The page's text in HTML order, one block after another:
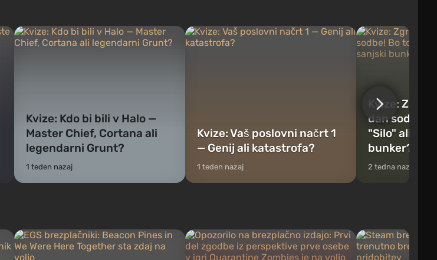
Kvize: Kdo bi bili v Halo —
Master Chief, Cortana ali
legendarni Grunt?
1 teden nazaj
Kvize: Vaš poslovni načrt 1
— Genij ali katastrofa?
1 teden nazaj
Kvize:
dan sodbe!
"Silo" ali vaš
bunker?
2 tedna nazaj